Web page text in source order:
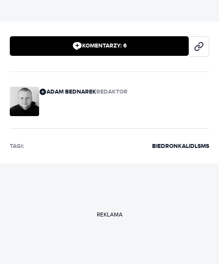
KOMENTARZY: 6
ADAM BEDNAREKREDAKTOR
TAGI: BIEDRONKALIDLSMS
REKLAMA